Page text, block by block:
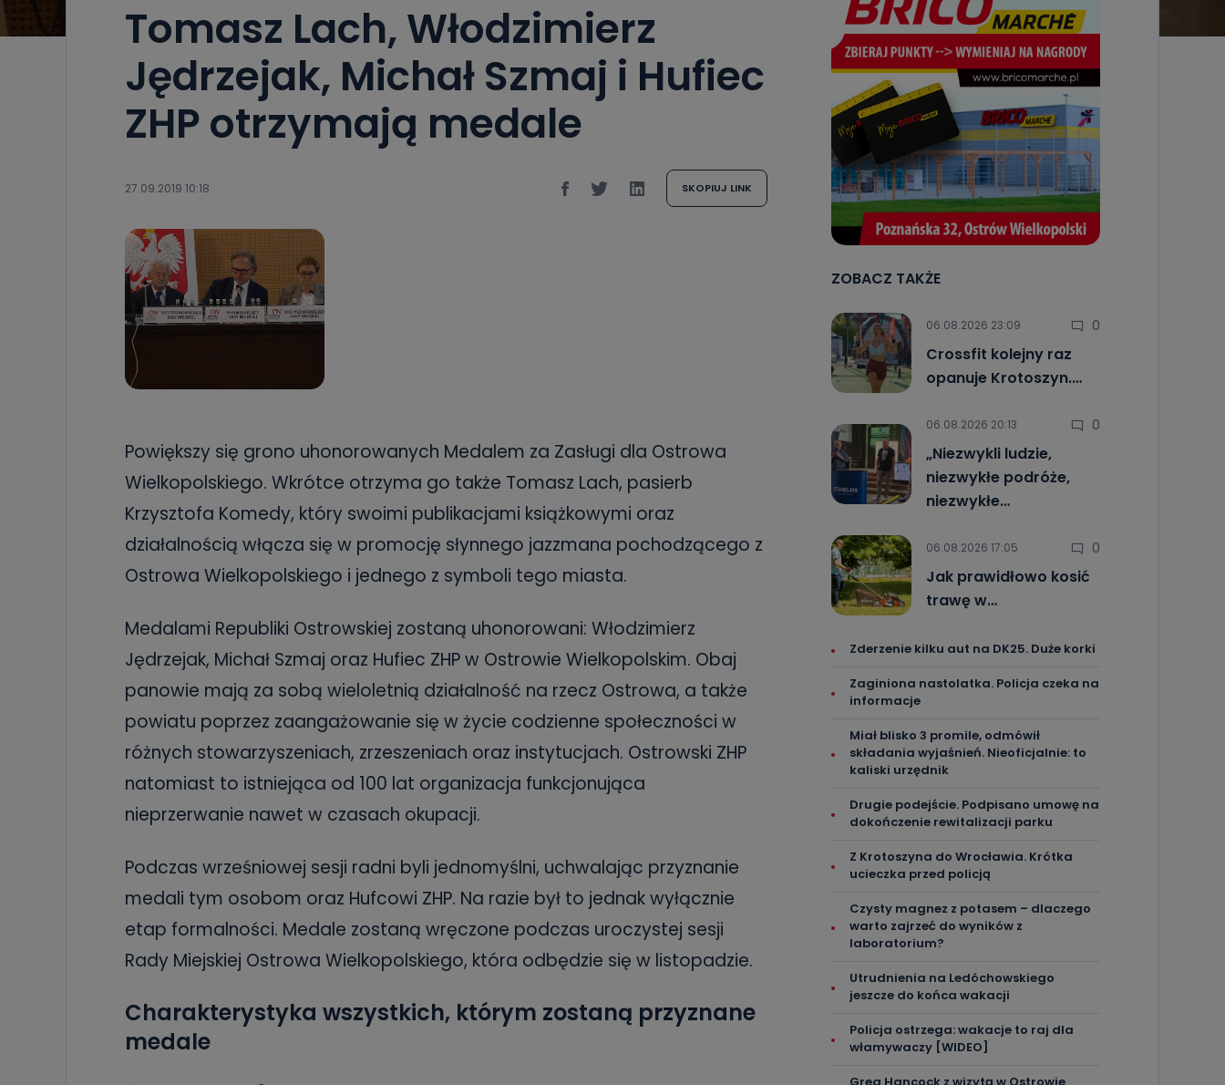
Tomasz Lach, Włodzimierz
Jędrzejak, Michał Szmaj i Hufiec
ZHP otrzymają medale
27.09.2019 10:18 SKOPIUJ LINK
Powiększy się grono uhonorowanych Medalem za Zasługi dla Ostrowa
Wielkopolskiego. Wkrótce otrzyma go także Tomasz Lach, pasierb
Krzysztofa Komedy, który swoimi publikacjami książkowymi oraz
działalnością włącza się w promocję słynnego jazzmana pochodzącego z
Ostrowa Wielkopolskiego i jednego z symboli tego miasta.
Medalami Republiki Ostrowskiej zostaną uhonorowani: Włodzimierz
Jędrzejak, Michał Szmaj oraz Hufiec ZHP w Ostrowie Wielkopolskim. Obaj
panowie mają za sobą wieloletnią działalność na rzecz Ostrowa, a także
powiatu poprzez zaangażowanie się w życie codzienne społeczności w
różnych stowarzyszeniach, zrzeszeniach oraz instytucjach. Ostrowski ZHP
natomiast to istniejąca od 100 lat organizacja funkcjonująca
nieprzerwanie nawet w czasach okupacji.
Podczas wrześniowej sesji radni byli jednomyślni, uchwalając przyznanie
medali tym osobom oraz Hufcowi ZHP. Na razie był to jednak wyłącznie
etap formalności. Medale zostaną wręczone podczas uroczystej sesji
Rady Miejskiej Ostrowa Wielkopolskiego, która odbędzie się w listopadzie.
Charakterystyka wszystkich, którym zostaną przyznane
medale
ZOBACZ TAKŻE
06.08.2026 23:09 0
Crossfit kolejny raz
opanuje Krotoszyn.…
06.08.2026 20:13 0
„Niezwykli ludzie,
niezwykłe podróże,
niezwykłe…
06.08.2026 17:05 0
Jak prawidłowo kosić
trawę w…
Zderzenie kilku aut na DK25. Duże korki
Zaginiona nastolatka. Policja czeka na
informacje
Miał blisko 3 promile, odmówił
składania wyjaśnień. Nieoficjalnie: to
kaliski urzędnik
Drugie podejście. Podpisano umowę na
dokończenie rewitalizacji parku
Z Krotoszyna do Wrocławia. Krótka
ucieczka przed policją
Czysty magnez z potasem – dlaczego
warto zajrzeć do wyników z
laboratorium?
Utrudnienia na Ledóchowskiego
jeszcze do końca wakacji
Policja ostrzega: wakacje to raj dla
włamywaczy [WIDEO]